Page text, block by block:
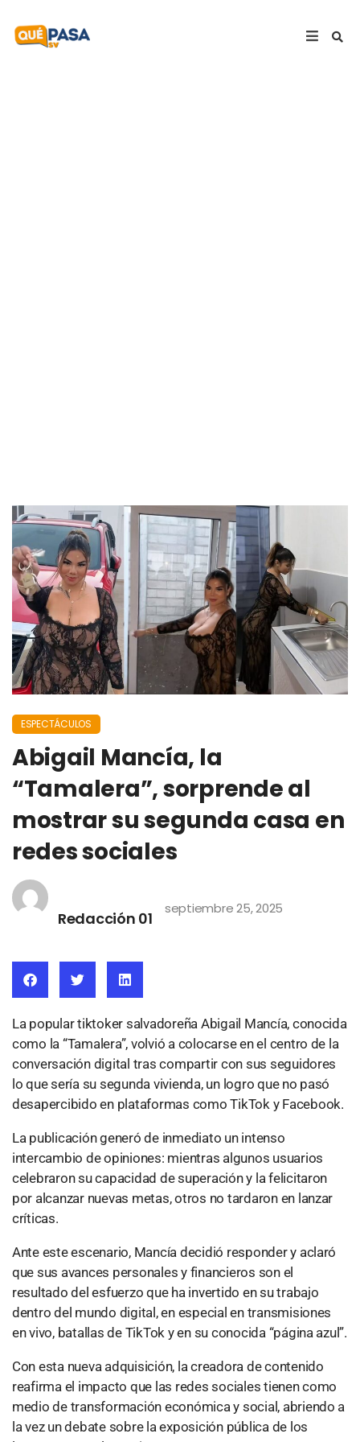
ESPECTÁCULOS
Abigail Mancía, la
“Tamalera”, sorprende al
mostrar su segunda casa en
redes sociales
Redacción 01
septiembre 25, 2025
La popular tiktoker salvadoreña Abigail Mancía, conocida
como la “Tamalera”, volvió a colocarse en el centro de la
conversación digital tras compartir con sus seguidores
lo que sería su segunda vivienda, un logro que no pasó
desapercibido en plataformas como TikTok y Facebook.
La publicación generó de inmediato un intenso
intercambio de opiniones: mientras algunos usuarios
celebraron su capacidad de superación y la felicitaron
por alcanzar nuevas metas, otros no tardaron en lanzar
críticas.
Ante este escenario, Mancía decidió responder y aclaró
que sus avances personales y financieros son el
resultado del esfuerzo que ha invertido en su trabajo
dentro del mundo digital, en especial en transmisiones
en vivo, batallas de TikTok y en su conocida “página azul”.
Con esta nueva adquisición, la creadora de contenido
reafirma el impacto que las redes sociales tienen como
medio de transformación económica y social, abriendo a
la vez un debate sobre la exposición pública de los